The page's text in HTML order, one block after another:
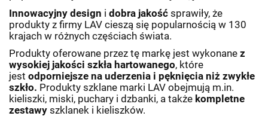
Innowacyjny design i dobra jakość sprawiły, że
produkty z firmy LAV cieszą się popularnością w 130
krajach w różnych częściach świata.
Produkty oferowane przez tę markę jest wykonane z
wysokiej jakości szkła hartowanego, które
jest odporniejsze na uderzenia i pęknięcia niż zwykłe
szkło. Produkty szklane marki LAV obejmują m.in.
kieliszki, miski, puchary i dzbanki, a także kompletne
zestawy szklanek i kieliszków.